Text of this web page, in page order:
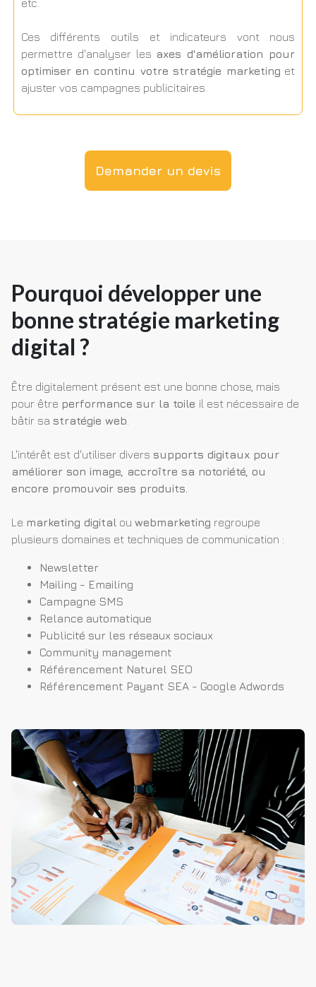
etc.
Ces différents outils et indicateurs vont nous
permettre d'analyser les axes d'amélioration pour
optimiser en continu votre stratégie marketing et
ajuster vos campagnes publicitaires.
Demander un devis
Pourquoi développer une
bonne stratégie marketing
digital ?
Être digitalement présent est une bonne chose, mais
pour être performance sur la toile il est nécessaire de
bâtir sa stratégie web
L'intérêt est d'utiliser divers supports digitaux pour
améliorer son image, accroître sa notoriété, ou
encore promouvoir ses produits.
Le marketing digital ou webmarketing regroupe
plusieurs domaines et techniques de communication :
Newsletter
Mailing - Emailing
Campagne SMS
Relance automatique
Publicité sur les réseaux sociaux
Community management
Référencement Naturel SEO
Référencement Payant SEA - Google Adwords